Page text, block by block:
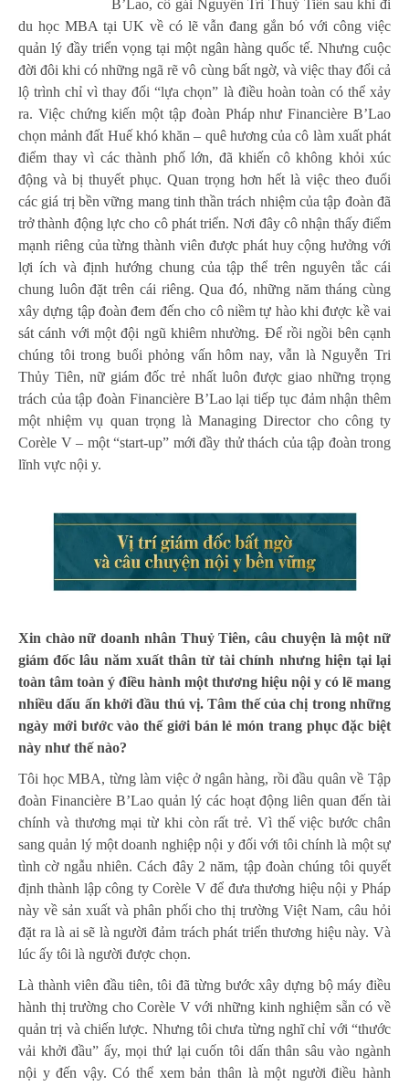
B’Lao, cô gái Nguyễn Tri Thuỷ Tiên sau khi đi
du học MBA tại UK về có lẽ vẫn đang gắn bó với công việc
quản lý đầy triển vọng tại một ngân hàng quốc tế. Nhưng cuộc
đời đôi khi có những ngã rẽ vô cùng bất ngờ, và việc thay đổi cả
lộ trình chỉ vì thay đổi “lựa chọn” là điều hoàn toàn có thể xảy
ra. Việc chứng kiến một tập đoàn Pháp như Financière B’Lao
chọn mảnh đất Huế khó khăn – quê hương của cô làm xuất phát
điểm thay vì các thành phố lớn, đã khiến cô không khỏi xúc
động và bị thuyết phục. Quan trọng hơn hết là việc theo đuổi
các giá trị bền vững mang tinh thần trách nhiệm của tập đoàn đã
trở thành động lực cho cô phát triển. Nơi đây cô nhận thấy điểm
mạnh riêng của từng thành viên được phát huy cộng hưởng với
lợi ích và định hướng chung của tập thể trên nguyên tắc cái
chung luôn đặt trên cái riêng. Qua đó, những năm tháng cùng
xây dựng tập đoàn đem đến cho cô niềm tự hào khi được kề vai
sát cánh với một đội ngũ khiêm nhường. Để rồi ngồi bên cạnh
chúng tôi trong buổi phỏng vấn hôm nay, vẫn là Nguyễn Tri
Thủy Tiên, nữ giám đốc trẻ nhất luôn được giao những trọng
trách của tập đoàn Financière B’Lao lại tiếp tục đảm nhận thêm
một nhiệm vụ quan trọng là Managing Director cho công ty
Corèle V – một “start-up” mới đầy thử thách của tập đoàn trong
lĩnh vực nội y.
Xin chào nữ doanh nhân Thuỷ Tiên, câu chuyện là một nữ
giám đốc lâu năm xuất thân từtài chính nhưng hiện tại lại
toàn tâm toàn ý điều hành một thương hiệu nội y có lẽ mang
nhiều dấu ấn khởi đầu thú vị. Tâm thế của chị trongnhững
ngày mớibước vào thế giới bán lẻ món trang phục đặc biệt
này như thế nào?
Tôi học MBA, từng làm việc ở ngân hàng, rồi đầu quân về Tập
đoàn Financière B’Lao quản lý các hoạt động liên quan đến tài
chính và thương mại từ khi còn rất trẻ. Vì thế việc bước chân
sang quản lý một doanh nghiệp nội y đối với tôi chính là một sự
tình cờ ngẫu nhiên. Cách đây 2 năm, tập đoàn chúng tôi quyết
định thành lập công ty Corèle V để đưa thương hiệu nội y Pháp
này về sản xuất và phân phối cho thị trường Việt Nam, câu hỏi
đặt ra là ai sẽ là người đảm trách phát triển thương hiệu này. Và
lúc ấy tôi là người được chọn.
Là thành viên đầu tiên, tôi đã từng bước xây dựng bộ máy điều
hành thị trường cho Corèle V với những kinh nghiệm sẵn có về
quản trị và chiến lược. Nhưng tôi chưa từng nghĩ chỉ với “thước
vải khởi đầu” ấy, mọi thứ lại cuốn tôi dấn thân sâu vào ngành
nội y đến vậy. Có thể xem bản thân là một người điều hành